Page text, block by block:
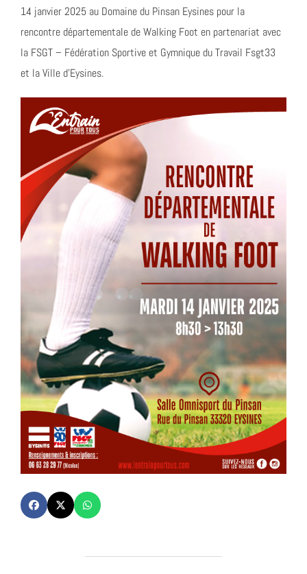
14 janvier 2025 au Domaine du Pinsan Eysines pour la
rencontre départementale de Walking Foot en partenariat avec
la FSGT – Fédération Sportive et Gymnique du Travail Fsgt33
et la Ville d’Eysines.